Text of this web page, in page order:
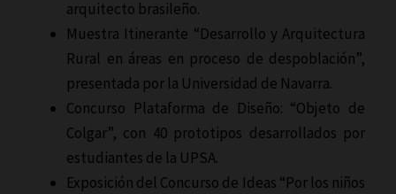
arquitecto brasileño.
Muestra Itinerante “Desarrollo y Arquitectura
Rural en áreas en proceso de despoblación”,
presentada por la Universidad de Navarra.
Concurso Plataforma de Diseño: “Objeto de
Colgar”, con 40 prototipos desarrollados por
estudiantes de la UPSA.
Exposición del Concurso de Ideas “Por los niños